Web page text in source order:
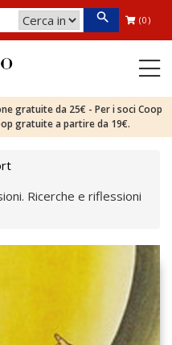
(0)
gratuite da 25€ - Per i soci Coop
gratuite a partire da 19€.
Ricerche e riflessioni